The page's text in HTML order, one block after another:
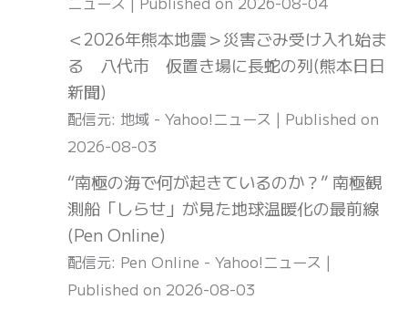
＜2026年熊本地震＞災害ごみ受け入れ始ま
る 八代市 仮置き場に長蛇の列(熊本日日
新聞)
配信元: 地域 - Yahoo!ニュース
Published on
2026-08-03
“南極の海で何が起きているのか？” 南極観
測船「しらせ」が見た地球温暖化の最前線
(Pen Online)
配信元: Pen Online - Yahoo!ニュース
Published on 2026-08-03